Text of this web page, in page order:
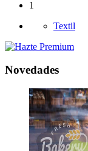
1
Textil
Novedades